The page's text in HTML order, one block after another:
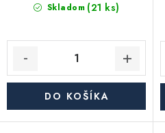
Skladom (21 ks)
DO KOŠÍKA